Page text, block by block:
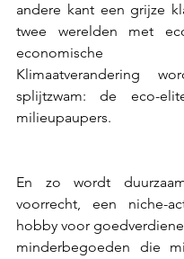
andere kant een grijze
twee werelden met
economische
Klimaatverandering
splijtzwam: de eco-
milieupaupers.
En zo wordt
voorrecht, een niche-
hobby voor
minderbegoeden die